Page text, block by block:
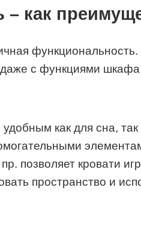
как
функциональность.
с функциями
как для сна,
позволяет кровати
пространство и